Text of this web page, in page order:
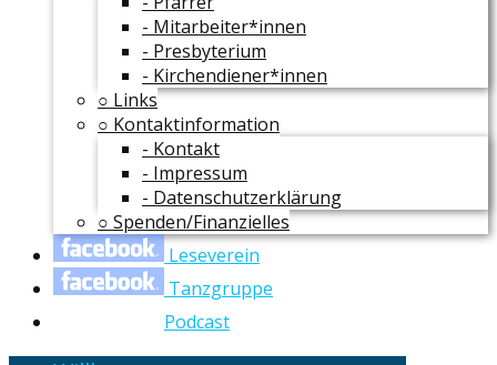
- Mitarbeiter*innen
- Presbyterium
- Kirchendiener*innen
○ Links
○ Kontaktinformation
- Kontakt
- Impressum
- Datenschutzerklärung
○ Spenden/Finanzielles
Leseverein
Tanzgruppe
Podcast